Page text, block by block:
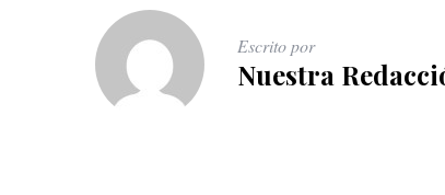
Escrito por
Nuestra